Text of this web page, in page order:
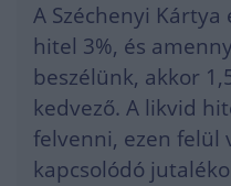
A Széchenyi
hitel 3%, és
beszélünk, akkor
kedvező. A likvid
felvenni, ezen felül
kapcsolódó